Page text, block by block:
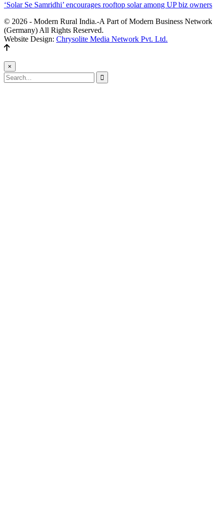
‘Solar Se Samridhi’ encourages rooftop solar among UP biz owners
© 2026 - Modern Rural India.-A Part of Modern Business Network
(Germany) All Rights Reserved.
Website Design: Chrysolite Media Network Pvt. Ltd.
×